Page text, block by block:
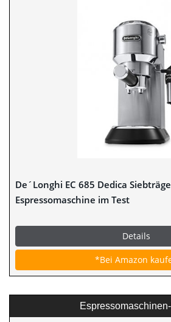
De´Longhi EC 685 Dedica
Espressomaschine im Test
Details
*Bei Amazon